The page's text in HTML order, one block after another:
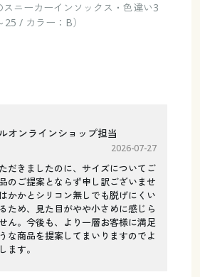
スニーカーインソックス・色違い3
/ カラー：B）
オンラインショップ担当
2026-07-27
だきましたのに、サイズについてご
のご提案とならず申し訳ございませ
かかとシリコン無しでも脱げにくい
ため、見た目がやや小さめに感じら
ん。今後も、より一層お客様に満足
な商品を提案してまいりますのでよ
ます。